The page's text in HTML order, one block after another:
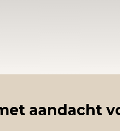
aandacht